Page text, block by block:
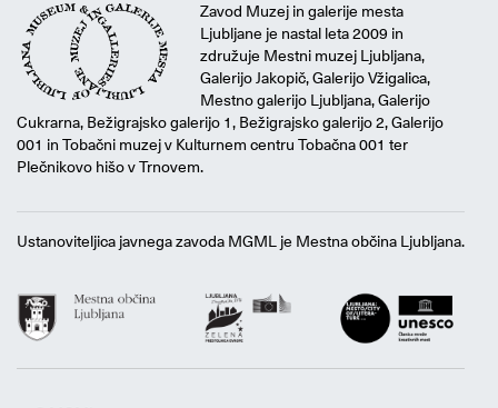
Zavod Muzej in galerije mesta
Ljubljane je nastal leta 2009 in
združuje Mestni muzej Ljubljana,
Galerijo Jakopič, Galerijo Vžigalica,
Mestno galerijo Ljubljana, Galerijo
Cukrarna, Bežigrajsko galerijo 1, Bežigrajsko galerijo 2, Galerijo
001 in Tobačni muzej v Kulturnem centru Tobačna 001 ter
Plečnikovo hišo v Trnovem.
Ustanoviteljica javnega zavoda MGML je Mestna občina Ljubljana.